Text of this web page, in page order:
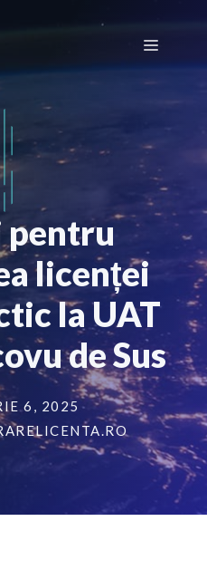
Meniu
pentru
licenței
la UAT
de Sus
6, 2025